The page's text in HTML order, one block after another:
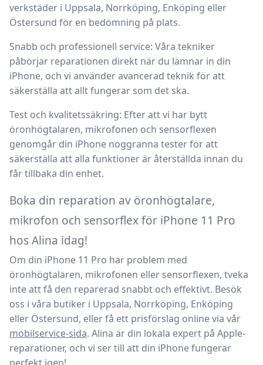
verkstäder i Uppsala, Norrköping, Enköping eller
Östersund för en bedömning på plats.
Snabb och professionell service: Våra tekniker
påbörjar reparationen direkt när du lämnar in din
iPhone, och vi använder avancerad teknik för att
säkerställa att allt fungerar som det ska.
Test och kvalitetssäkring: Efter att vi har bytt
öronhögtalaren, mikrofonen och sensorflexen
genomgår din iPhone noggranna tester för att
säkerställa att alla funktioner är återställda innan du
får tillbaka din enhet.
Boka din reparation av öronhögtalare,
mikrofon och sensorflex för iPhone 11 Pro
hos Alina idag!
Om din iPhone 11 Pro har problem med
öronhögtalaren, mikrofonen eller sensorflexen, tveka
inte att få den reparerad snabbt och effektivt. Besök
oss i våra butiker i Uppsala, Norrköping, Enköping
eller Östersund, eller få ett prisförslag online via vår
mobilservice-sida. Alina är din lokala expert på Apple-
reparationer, och vi ser till att din iPhone fungerar